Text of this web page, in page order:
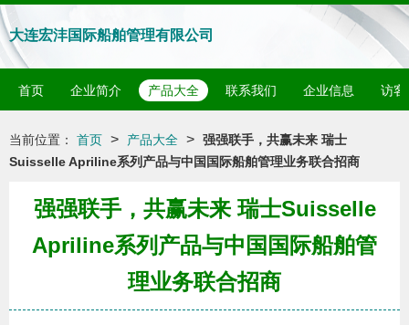
大连宏沣国际船舶管理有限公司
首页 企业简介 产品大全 联系我们 企业信息 访客
当前位置： 首页 > 产品大全 > 强强联手，共赢未来 瑞士
Suisselle Apriline系列产品与中国国际船舶管理业务联合招商
强强联手，共赢未来 瑞士Suisselle
Apriline系列产品与中国国际船舶管
理业务联合招商